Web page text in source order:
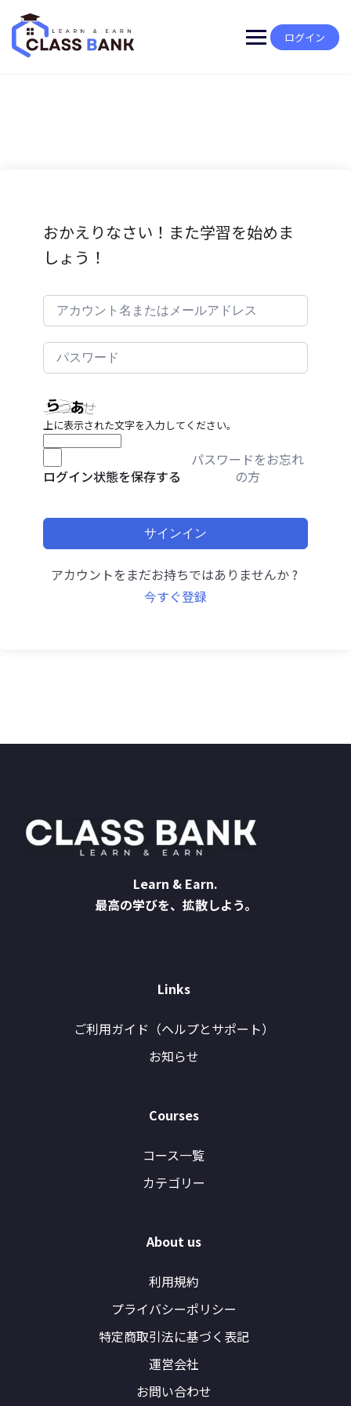
content
ログイン
おかえりなさい！また学習を始めま
しょう！
上に表示された文字を入力してください。
ログイン状態を保存する
パスワードをお忘れ
の方
サインイン
アカウントをまだお持ちではありませんか ?
今すぐ登録
Learn & Earn.
最高の学びを、拡散しよう。
Links
ご利用ガイド（ヘルプとサポート）
お知らせ
Courses
コース一覧
カテゴリー
About us
利用規約
プライバシーポリシー
特定商取引法に基づく表記
運営会社
お問い合わせ